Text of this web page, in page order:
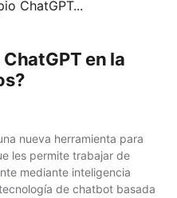
ChatGPT...
en la
nueva herramienta para
les permite trabajar de
mediante inteligencia
de chatbot basada